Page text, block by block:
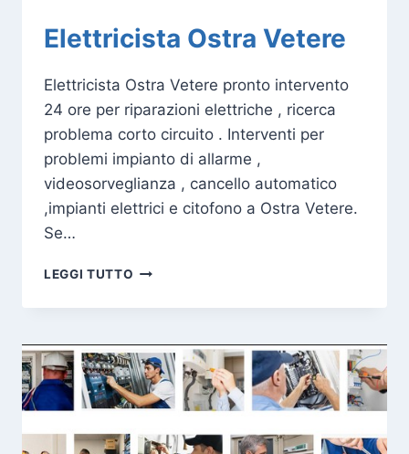
Elettricista Ostra Vetere
Elettricista Ostra Vetere pronto intervento
24 ore per riparazioni elettriche , ricerca
problema corto circuito . Interventi per
problemi impianto di allarme ,
videosorveglianza , cancello automatico
,impianti elettrici e citofono a Ostra Vetere.
Se…
LEGGI TUTTO ELETTRICISTA
VETERE